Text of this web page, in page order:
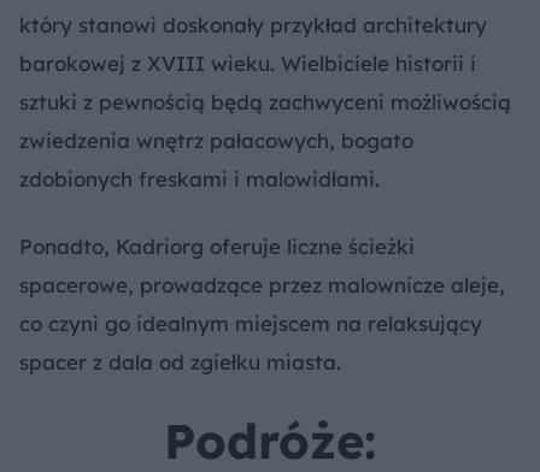
który stanowi doskonały przykład architektury
barokowej z XVIII wieku. Wielbiciele historii i
sztuki z pewnością będą zachwyceni możliwością
zwiedzenia wnętrz pałacowych, bogato
zdobionych freskami i malowidłami.
Ponadto, Kadriorg oferuje liczne ścieżki
spacerowe, prowadzące przez malownicze aleje,
co czyni go idealnym miejscem na relaksujący
spacer z dala od zgiełku miasta.
Podróże: